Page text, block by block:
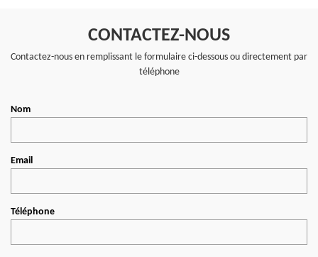
CONTACTEZ-NOUS
Contactez-nous en remplissant le formulaire ci-dessous ou directement par
téléphone
Nom
Email
Téléphone